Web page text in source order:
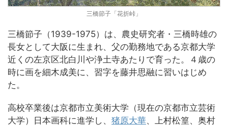
三橋節子「花折峠」
三橋節子（1939-1975）は、農史研究者・三橋時雄の
長女として大阪に生まれ、父の勤務地である京都大学
近くの左京区北白川や浄土寺あたりで育った。４歳の
時に画を細木成美に、習字を藤井思融に習いはじめ
た。
高校卒業後は京都市立美術大学（現在の京都市立芸術
大学）日本画科に進学し、 猪原大華、上村松篁、奥村